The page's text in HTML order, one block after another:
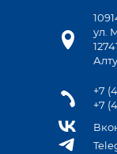
ул.
+7
+7